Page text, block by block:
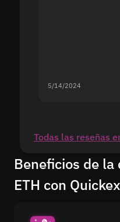
5/14/2024
Todas las reseñas
Beneficios de la
ETH con Quickex